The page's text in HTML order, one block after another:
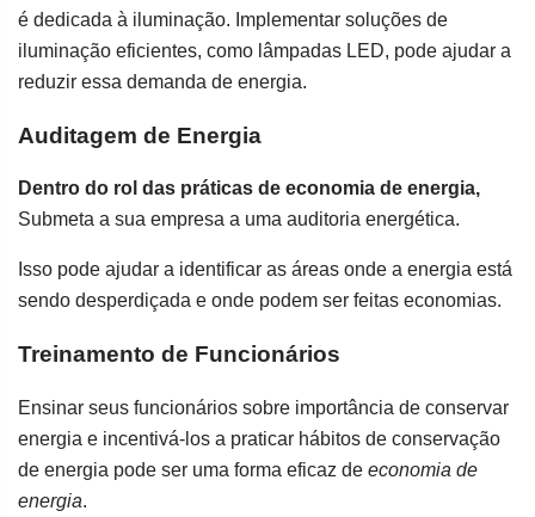
é dedicada à iluminação. Implementar soluções de
iluminação eficientes, como lâmpadas LED, pode ajudar a
reduzir essa demanda de energia.
Auditagem de Energia
Dentro do rol das práticas de economia de energia,
Submeta a sua empresa a uma auditoria energética.
Isso pode ajudar a identificar as áreas onde a energia está
sendo desperdiçada e onde podem ser feitas economias.
Treinamento de Funcionários
Ensinar seus funcionários sobre importância de conservar
energia e incentivá-los a praticar hábitos de conservação
de energia pode ser uma forma eficaz de economia de
energia.